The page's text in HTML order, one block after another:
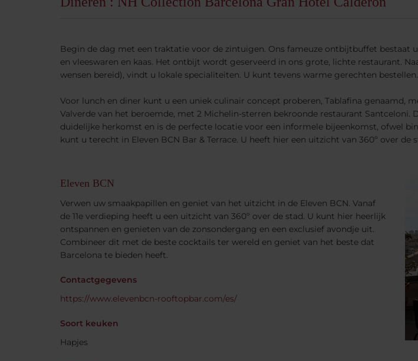
Begin de dag met een traktatie voor de zintuigen. Ons fameuze ontbijtbuffet bestaat
en vleeswaren en kaas. Het ontbijt wordt geserveerd in ons grote, lichte restaurant.
wensen bereid), vindt u lokale specialiteiten. U kunt tevens warme gerechten bestellen.
Voor lunch en diner kunt u een uniek culinair concept proberen, Tablafina genaamd,
Valverde van het beroemde, met 2 Michelin-sterren bekroonde restaurant
duidelijke herkomst en is de perfecte locatie voor een informele bijeenkomst, ofwel
kunt u terecht in Eleven BCN Bar & Terrace. U heeft hier een uitzicht van 360º over
Eleven BCN
Verwen uw smaakpapillen en geniet van het uitzicht in de Eleven BCN. Vanaf
de 11e verdieping heeft u een uitzicht van 360º over de stad. U kunt hier heerlijk
ontspannen en genieten van de zonsondergang en een exclusief avondje uit.
Combineer dit met de beste cocktails ter wereld en geniet van het beste dat
Barcelona te bieden heeft.
Contactgegevens
https://www.elevenbcn-rooftopbar.com/es/
Soort keuken
Hapjes